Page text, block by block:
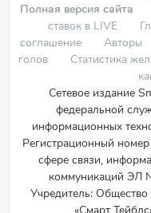
Полная версия сайта
ставок в LIVE
соглашение
Авторы
голов
Статистика
Сетевое издание
федеральной
информационных
Регистрационный
сфере связи,
коммуникаций ЭЛ
Учредитель: Общество